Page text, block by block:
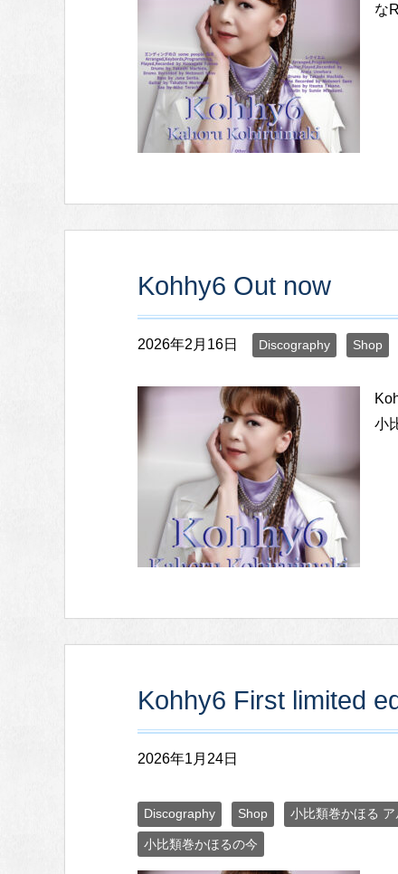
な
Kohhy6 Out now
2026年2月16日 Discography Shop
小
Kohhy6 First limited
2026年1月24日
Discography Shop 小比類巻かほる ア
小比類巻かほるの今